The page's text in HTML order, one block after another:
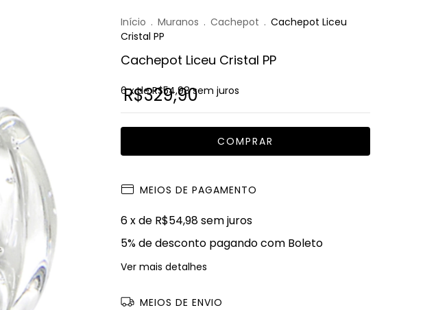
Início . Muranos . Cachepot . Cachepot Liceu
Cristal PP
Cachepot Liceu Cristal PP
R$329,90
6 x deR$54,98 sem juros
MEIOS DE PAGAMENTO
6x de R$54,98sem juros
5% de desconto pagando com Boleto
Ver mais detalhes
MEIOS DE ENVIO